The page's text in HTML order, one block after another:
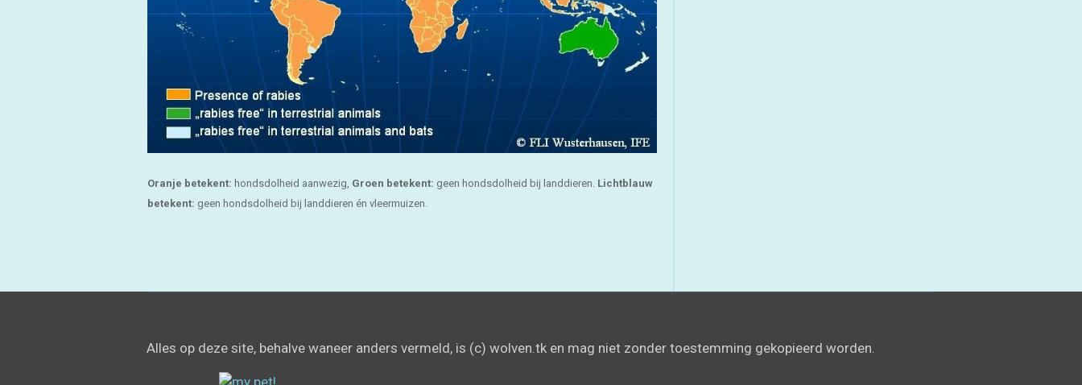
Oranje betekent: hondsdolheid aanwezig, Groen betekent: geen hondsdolheid bij landdieren. Lichtblauw
betekent: geen hondsdolheid bij landdieren én vleermuizen.
Alles op deze site, behalve waneer anders vermeld, is (c) wolven.tk en mag niet zonder toestemming gekopieerd worden.